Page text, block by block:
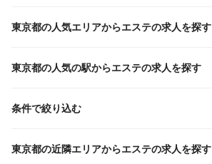
東京都の人気エリアからエステの求人を探す
東京都の人気の駅からエステの求人を探す
条件で絞り込む
東京都の近隣エリアからエステの求人を探す